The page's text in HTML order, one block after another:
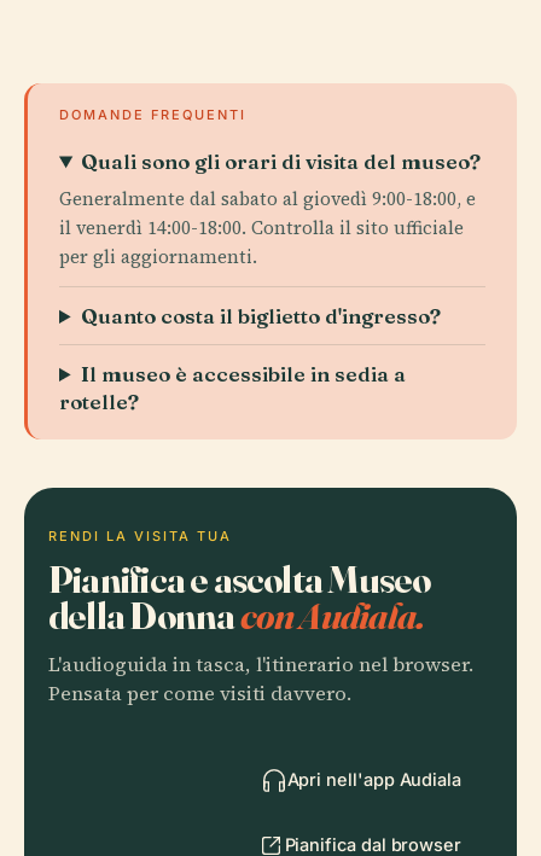
DOMANDE FREQUENTI
Quali sono gli orari di visita del museo?
Generalmente dal sabato al giovedì 9:00-18:00, e
il venerdì 14:00-18:00. Controlla il sito ufficiale
per gli aggiornamenti.
Quanto costa il biglietto d'ingresso?
Il museo è accessibile in sedia a
rotelle?
RENDI LA VISITA TUA
Pianifica e ascolta Museo
della Donnacon Audiala.
L'audioguida in tasca, l'itinerario nel browser.
Pensata per come visiti davvero.
Apri nell'app Audiala
Pianifica dal browser